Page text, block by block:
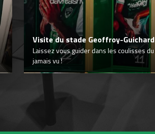
Visite du stade Geoffroy-Guichard
Laissez vous guider dans les coulisses
jamais vu !